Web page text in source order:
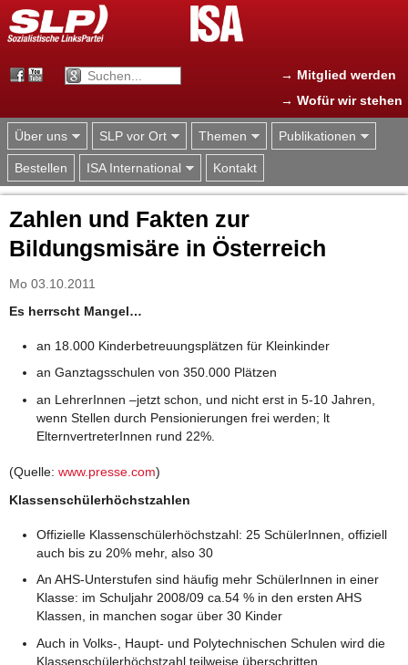
Jump to navigation
→ Mitglied werden
→ Wofür wir stehen
Über uns SLP vor Ort Themen Publikationen
Bestellen ISA International Kontakt
Zahlen und Fakten zur
Bildungsmisäre in Österreich
Mo 03.10.2011
Es herrscht Mangel…
an 18.000 Kinderbetreuungsplätzen für Kleinkinder
an Ganztagsschulen von 350.000 Plätzen
an LehrerInnen –jetzt schon, und nicht erst in 5-10 Jahren,
wenn Stellen durch Pensionierungen frei werden; lt
ElternvertreterInnen rund 22%.
(Quelle: www.presse.com)
Klassenschülerhöchstzahlen
Offizielle Klassenschülerhöchstzahl: 25 SchülerInnen, offiziell
auch bis zu 20% mehr, also 30
An AHS-Unterstufen sind häufig mehr SchülerInnen in einer
Klasse: im Schuljahr 2008/09 ca.54 % in den ersten AHS
Klassen, in manchen sogar über 30 Kinder
Auch in Volks-, Haupt- und Polytechnischen Schulen wird die
Klassenschülerhöchstzahl teilweise überschritten